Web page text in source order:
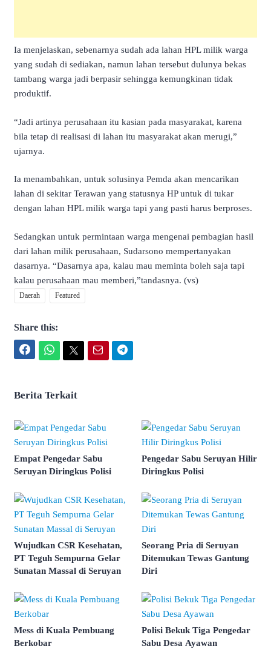
Ia menjelaskan, sebenarnya sudah ada lahan HPL milik warga
yang sudah di sediakan, namun lahan tersebut dulunya bekas
tambang warga jadi berpasir sehingga kemungkinan tidak
produktif.
“Jadi artinya perusahaan itu kasian pada masyarakat, karena
bila tetap di realisasi di lahan itu masyarakat akan merugi,”
ujarnya.
Ia menambahkan, untuk solusinya Pemda akan mencarikan
lahan di sekitar Terawan yang statusnya HP untuk di tukar
dengan lahan HPL milik warga tapi yang pasti harus berproses.
Sedangkan untuk permintaan warga mengenai pembagian hasil
dari lahan milik perusahaan, Sudarsono mempertanyakan
dasarnya. “Dasarnya apa, kalau mau meminta boleh saja tapi
kalau perusahaan mau memberi,”tandasnya. (vs)
Daerah Featured
Share this:
Berita Terkait
Empat Pengedar Sabu
Seruyan Diringkus Polisi
Pengedar Sabu Seruyan Hilir
Diringkus Polisi
Wujudkan CSR Kesehatan,
PT Teguh Sempurna Gelar
Sunatan Massal di Seruyan
Seorang Pria di Seruyan
Ditemukan Tewas Gantung
Diri
Mess di Kuala Pembuang
Berkobar
Polisi Bekuk Tiga Pengedar
Sabu Desa Ayawan